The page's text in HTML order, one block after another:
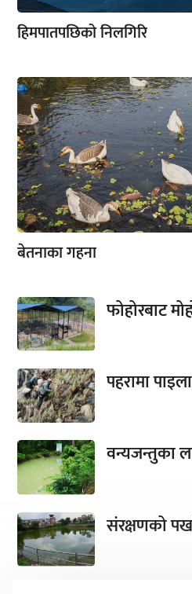
हिमपातपछिको निलगिरि
बेतनाका गहना
फोहोरबाट
पहरामा पाइला
वन्यजन्तुका
संरक्षणको